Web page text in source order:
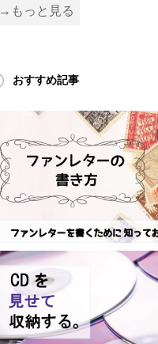
→もっと見る
おすすめ記事